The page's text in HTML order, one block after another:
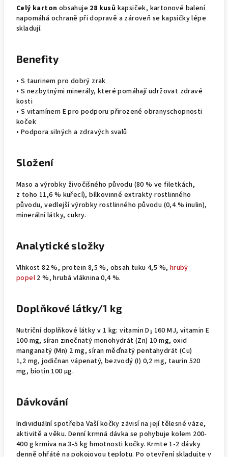
Celý karton obsahuje 28 kusů kapsiček, kartonové balení
napomáhá ochraně při dopravě a zároveň se kapsičky lépe
skladují.
Benefity
• S taurinem pro dobrý zrak
• S nezbytnými minerály, které pomáhají udržovat zdravé
kosti
• S vitamínem E pro podporu přirozené obranyschopnosti
koček
• Podpora silných a zdravých svalů
Složení
Maso a výrobky živočišného původu (80 % ve filetkách,
z toho 11,6 % kuřecí), bílkovinné extrakty rostlinného
původu, vedlejší výrobky rostlinného původu (0,4 % inulin),
minerální látky, cukry.
Analytické složky
Vlhkost 82 %, protein 8,5 %, obsah tuku 4,5 %, hrubý
popel 2 %, hrubá vláknina 0,4 %.
Doplňkové látky/1 kg
Nutriční doplňkové látky v 1 kg: vitamin D 3 160 MJ, vitamin E
100 mg, síran zinečnatý monohydrát (Zn) 10 mg, oxid
manganatý (Mn) 2 mg, síran měďnatý pentahydrát (Cu)
1,2 mg, jodičnan vápenatý, bezvodý (I) 0,2 mg, taurin 520
mg, biotin 100 μg.
Dávkování
Individuální spotřeba Vaší kočky závisí na její tělesné váze,
aktivitě a věku. Denní krmná dávka se pohybuje kolem 200-
400 g krmiva na 3-5 kg hmotnosti kočky. Krmte 1-2 dávky
denně ohřáté na pokojovou teplotu. Po otevření skladujte v